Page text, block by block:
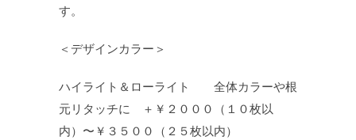
す。
＜デザインカラー＞
ハイライト＆ローライト 全体カラーや根
元リタッチに ＋￥２０００（１０枚以
内）〜￥３５００（２５枚以内）